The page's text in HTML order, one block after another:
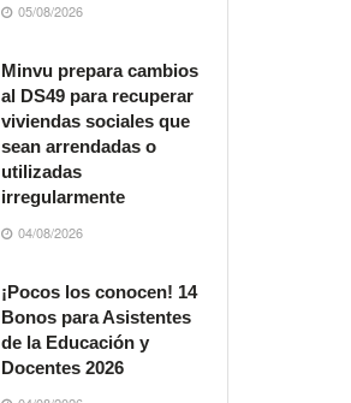
05/08/2026
Minvu prepara cambios
al DS49 para recuperar
viviendas sociales que
sean arrendadas o
utilizadas
irregularmente
04/08/2026
¡Pocos los conocen! 14
Bonos para Asistentes
de la Educación y
Docentes 2026